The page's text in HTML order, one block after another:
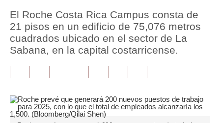
Política
Tu Dinero
Finanzas Personales
Plus G
El Roche Costa Rica Campus consta de
21 pisos en un edificio de 75,076 metros
cuadrados ubicado en el sector de La
Sabana, en la capital costarricense.